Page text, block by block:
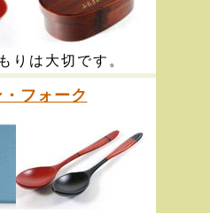
りは大切です。
フォーク